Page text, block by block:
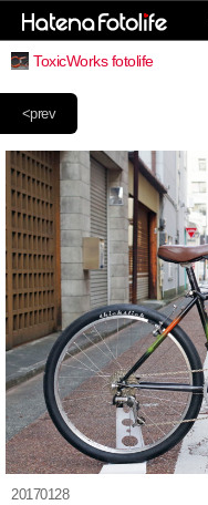
ToxicWorks fotolife
<prev
20170128